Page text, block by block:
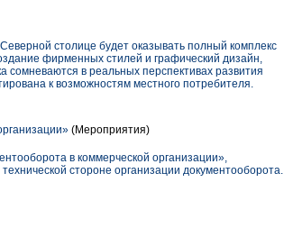
столице будет оказывать полный комплекс
фирменных стилей и графический дизайн,
сомневаются в реальных перспективах развития
к возможностям местного потребителя.
(Мероприятия)
в коммерческой организации»,
стороне организации документооборота.